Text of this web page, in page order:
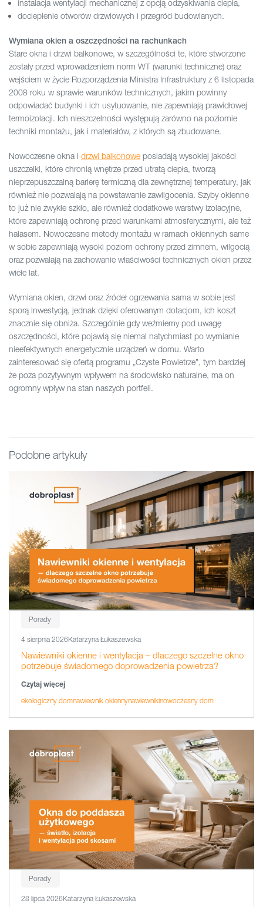
instalacja wentylacji mechanicznej z opcją odzyskiwania ciepła,
docieplenie otworów drzwiowych i przegród budowlanych.
Wymiana okien a oszczędności na rachunkach
Stare okna i drzwi balkonowe, w szczególności te, które stworzone
zostały przed wprowadzeniem norm WT (warunki techniczne) oraz
wejściem w życie Rozporządzenia Ministra Infrastruktury z 6 listopada
2008 roku w sprawie warunków technicznych, jakim powinny
odpowiadać budynki i ich usytuowanie, nie zapewniają prawidłowej
termoizolacji. Ich nieszczelności występują zarówno na poziomie
techniki montażu, jak i materiałów, z których są zbudowane.
Nowoczesne okna i drzwi balkonowe posiadają wysokiej jakości
uszczelki, które chronią wnętrze przed utratą ciepła, tworzą
nieprzepuszczalną barierę termiczną dla zewnętrznej temperatury, jak
również nie pozwalają na powstawanie zawilgocenia. Szyby okienne
to już nie zwykłe szkło, ale również dodatkowe warstwy izolacyjne,
które zapewniają ochronę przed warunkami atmosferycznymi, ale też
hałasem. Nowoczesne metody montażu w ramach okiennych same
w sobie zapewniają wysoki poziom ochrony przed zimnem, wilgocią
oraz pozwalają na zachowanie właściwości technicznych okien przez
wiele lat.
Wymiana okien, drzwi oraz źródeł ogrzewania sama w sobie jest
sporą inwestycją, jednak dzięki oferowanym dotacjom, ich koszt
znacznie się obniża. Szczególnie gdy weźmiemy pod uwagę
oszczędności, które pojawią się niemal natychmiast po wymianie
nieefektywnych energetycznie urządzeń w domu. Warto
zainteresować się ofertą programu „Czyste Powietrze”, tym bardziej
że poza pozytywnym wpływem na środowisko naturalne, ma on
ogromny wpływ na stan naszych portfeli.
Podobne artykuły
Porady
4 sierpnia 2026Katarzyna Łukaszewska
Nawiewniki okienne i wentylacja – dlaczego szczelne okno
potrzebuje świadomego doprowadzenia powietrza?
Czytaj więcej
ekologiczny domnawiewnik okiennynawiewnikinowoczesny dom
Porady
28 lipca 2026Katarzyna Łukaszewska